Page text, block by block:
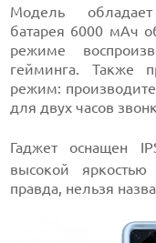
Модель
батарея 6000 мАч
режиме
гейминга. Также
режим:
для двух часов
Гаджет оснащен
высокой
правда, нельзя